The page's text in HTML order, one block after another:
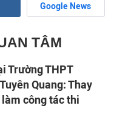
Google News
TÂM
Trường THPT
Quang: Thay
công tác thi